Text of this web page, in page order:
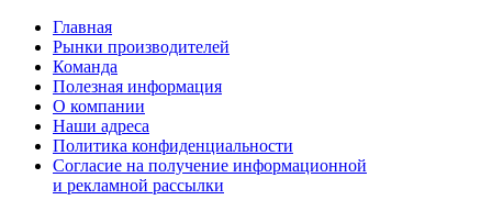
Главная
Рынки производителей
Команда
Полезная информация
О компании
Наши адреса
Политика конфиденциальности
Согласие на получение информационной
и рекламной рассылки